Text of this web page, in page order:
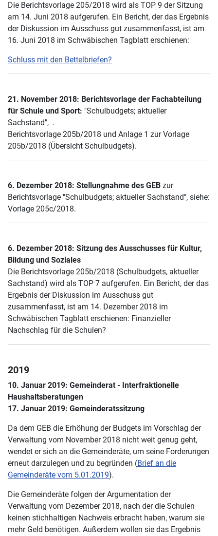
Die Berichtsvorlage 205/2018 wird als TOP 9 der Sitzung
am 14. Juni 2018 aufgerufen. Ein Bericht, der das Ergebnis
der Diskussion im Ausschuss gut zusammenfasst, ist am
16. Juni 2018 im Schwäbischen Tagblatt erschienen:
Schluss mit den Bettelbriefen?
21. November 2018: Berichtsvorlage der Fachabteilung
für Schule und Sport: "Schulbudgets; aktueller
Sachstand", .
Berichtsvorlage 205b/2018 und Anlage 1 zur Vorlage
205b/2018 (Übersicht Schulbudgets).
6. Dezember 2018: Stellungnahme des GEB zur
Berichtsvorlage "Schulbudgets; aktueller Sachstand", siehe:
Vorlage 205c/2018.
6. Dezember 2018: Sitzung des Ausschusses für Kultur,
Bildung und Soziales
Die Berichtsvorlage 205b/2018 (Schulbudgets, aktueller
Sachstand) wird als TOP 7 aufgerufen. Ein Bericht, der das
Ergebnis der Diskussion im Ausschuss gut
zusammenfasst, ist am 14. Dezember 2018 im
Schwäbischen Tagblatt erschienen: Finanzieller
Nachschlag für die Schulen?
2019
10. Januar 2019: Gemeinderat - Interfraktionelle
Haushaltsberatungen
17. Januar 2019: Gemeinderatssitzung
Da dem GEB die Erhöhung der Budgets im Vorschlag der
Verwaltung vom November 2018 nicht weit genug geht,
wendet er sich an die Gemeinderäte, um seine Forderungen
erneut darzulegen und zu begründen (Brief an die
Gemeinderäte vom 5.01.2019).
Die Gemeinderäte folgen der Argumentation der
Verwaltung vom Dezember 2018, nach der die Schulen
keinen stichhaltigen Nachweis erbracht haben, warum sie
mehr Geld benötigen. Außerdem wollen sie das Ergebnis